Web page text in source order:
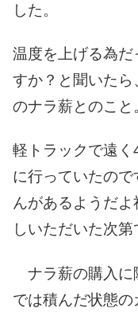
した。
温度を上げる為
すか？と聞いた
のナラ薪とのこと
軽トラックで遠
に行っていたの
んがあるようだ
しいただいた次第
ナラ薪の購入に
では積んだ状態